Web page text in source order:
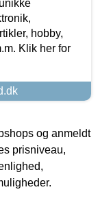
hobby,
Klik her for
og anmeldt
prisniveau,